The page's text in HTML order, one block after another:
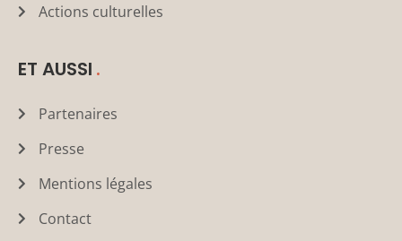
Actions culturelles
ET AUSSI
Partenaires
Presse
Mentions légales
Contact